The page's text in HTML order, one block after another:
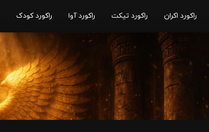
راکورد اکران راکورد تیکت راکورد آوا راکورد کودک